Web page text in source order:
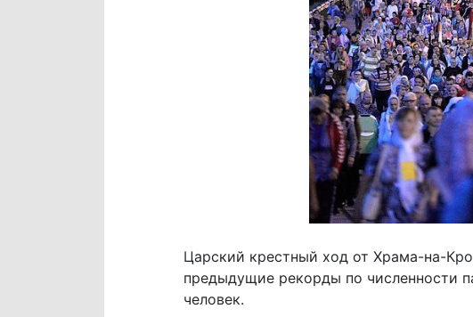
Царский крестный ход от Храма-на-
предыдущие рекорды по численности
человек.